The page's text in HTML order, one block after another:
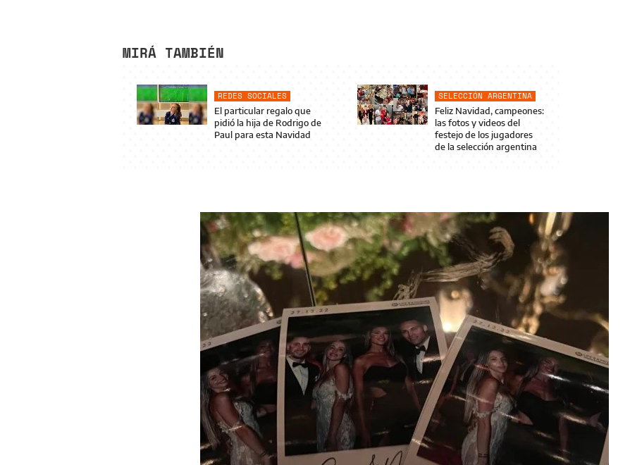
MIRÁ TAMBIÉN
REDES SOCIALES
El particular regalo que
pidió la hija de Rodrigo de
Paul para esta Navidad
SELECCIÓN ARGENTINA
Feliz Navidad, campeones:
las fotos y videos del
festejo de los jugadores
de la selección argentina